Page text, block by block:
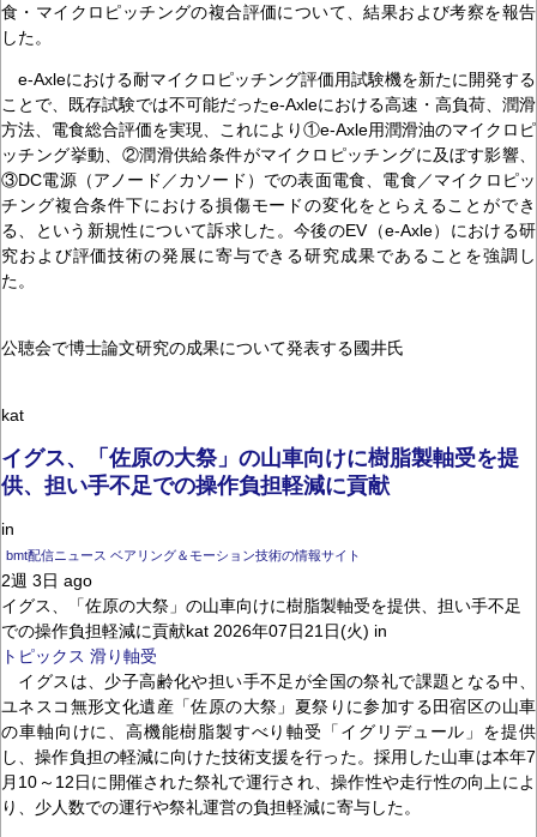
食・マイクロピッチングの複合評価について、結果および考察を報告
した。
e-Axleにおける耐マイクロピッチング評価用試験機を新たに開発する
ことで、既存試験では不可能だったe-Axleにおける高速・高負荷、潤滑
方法、電食総合評価を実現、これにより①e-Axle用潤滑油のマイクロピ
ッチング挙動、②潤滑供給条件がマイクロピッチングに及ぼす影響、
③DC電源（アノード／カソード）での表面電食、電食／マイクロピッ
チング複合条件下における損傷モードの変化をとらえることができ
る、という新規性について訴求した。今後のEV（e-Axle）における研
究および評価技術の発展に寄与できる研究成果であることを強調し
た。
公聴会で博士論文研究の成果について発表する國井氏
kat
イグス、「佐原の大祭」の山車向けに樹脂製軸受を提
供、担い手不足での操作負担軽減に貢献
in
bmt配信ニュース ベアリング＆モーション技術の情報サイト
2週 3日 ago
イグス、「佐原の大祭」の山車向けに樹脂製軸受を提供、担い手不足
での操作負担軽減に貢献kat 2026年07日21日(火) in
トピックス 滑り軸受
イグスは、少子高齢化や担い手不足が全国の祭礼で課題となる中、
ユネスコ無形文化遺産「佐原の大祭」夏祭りに参加する田宿区の山車
の車軸向けに、高機能樹脂製すべり軸受「イグリデュール」を提供
し、操作負担の軽減に向けた技術支援を行った。採用した山車は本年7
月10～12日に開催された祭礼で運行され、操作性や走行性の向上によ
り、少人数での運行や祭礼運営の負担軽減に寄与した。